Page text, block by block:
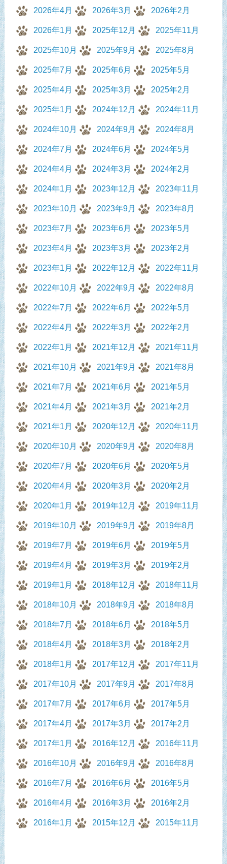
2026年4月 2026年3月 2026年2月
2026年1月 2025年12月 2025年11月
2025年10月 2025年9月 2025年8月
2025年7月 2025年6月 2025年5月
2025年4月 2025年3月 2025年2月
2025年1月 2024年12月 2024年11月
2024年10月 2024年9月 2024年8月
2024年7月 2024年6月 2024年5月
2024年4月 2024年3月 2024年2月
2024年1月 2023年12月 2023年11月
2023年10月 2023年9月 2023年8月
2023年7月 2023年6月 2023年5月
2023年4月 2023年3月 2023年2月
2023年1月 2022年12月 2022年11月
2022年10月 2022年9月 2022年8月
2022年7月 2022年6月 2022年5月
2022年4月 2022年3月 2022年2月
2022年1月 2021年12月 2021年11月
2021年10月 2021年9月 2021年8月
2021年7月 2021年6月 2021年5月
2021年4月 2021年3月 2021年2月
2021年1月 2020年12月 2020年11月
2020年10月 2020年9月 2020年8月
2020年7月 2020年6月 2020年5月
2020年4月 2020年3月 2020年2月
2020年1月 2019年12月 2019年11月
2019年10月 2019年9月 2019年8月
2019年7月 2019年6月 2019年5月
2019年4月 2019年3月 2019年2月
2019年1月 2018年12月 2018年11月
2018年10月 2018年9月 2018年8月
2018年7月 2018年6月 2018年5月
2018年4月 2018年3月 2018年2月
2018年1月 2017年12月 2017年11月
2017年10月 2017年9月 2017年8月
2017年7月 2017年6月 2017年5月
2017年4月 2017年3月 2017年2月
2017年1月 2016年12月 2016年11月
2016年10月 2016年9月 2016年8月
2016年7月 2016年6月 2016年5月
2016年4月 2016年3月 2016年2月
2016年1月 2015年12月 2015年11月